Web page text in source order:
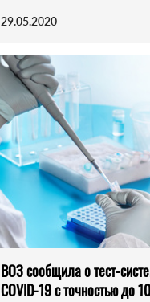
29.05.2020
ВОЗ сообщила о тест-
COVID-19 с точностью до